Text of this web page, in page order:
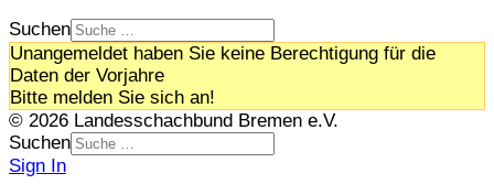
Suchen
Unangemeldet haben Sie keine Berechtigung für die
Daten der Vorjahre
Bitte melden Sie sich an!
© 2026 Landesschachbund Bremen e.V.
Suchen
Sign In